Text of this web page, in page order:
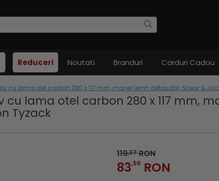
Reduceri Noutati Branduri Carduri Cadou
cu lama otel carbon 280 x 117 mm, maner lemn detasabil, Spear &
lama otel carbon 280 x 117 mm,
Tyzack
119,37RON
83,56 RON